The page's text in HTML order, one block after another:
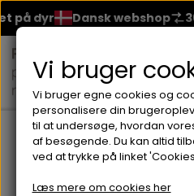
dyr Dansk webshop
MAKEUP
Forside Palette Face
Vi bruger
Vi bruger egne cookies og
personalisere din
til at undersøge, hvordan
af besøgende. Du kan altid
ved at trykke på linket
Læs mere om cookies her